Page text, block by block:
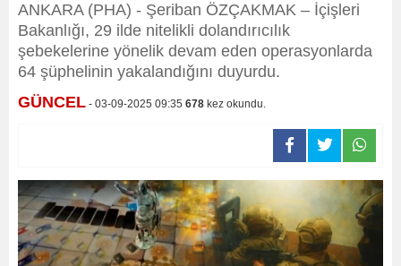
ANKARA (PHA) - Şeriban ÖZÇAKMAK – İçişleri
Bakanlığı, 29 ilde nitelikli dolandırıcılık
şebekelerine yönelik devam eden operasyonlarda
64 şüphelinin yakalandığını duyurdu.
GÜNCEL - 03-09-2025 09:35 678 kez okundu.